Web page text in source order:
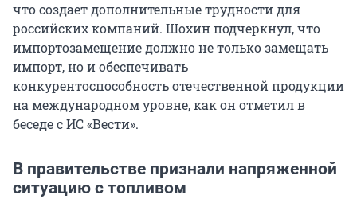
что создает дополнительные трудности для
российских компаний. Шохин подчеркнул, что
импортозамещение должно не только замещать
импорт, но и обеспечивать
конкурентоспособность отечественной продукции
на международном уровне, как он отметил в
беседе с ИС «Вести».
В правительстве признали напряженной
ситуацию с топливом